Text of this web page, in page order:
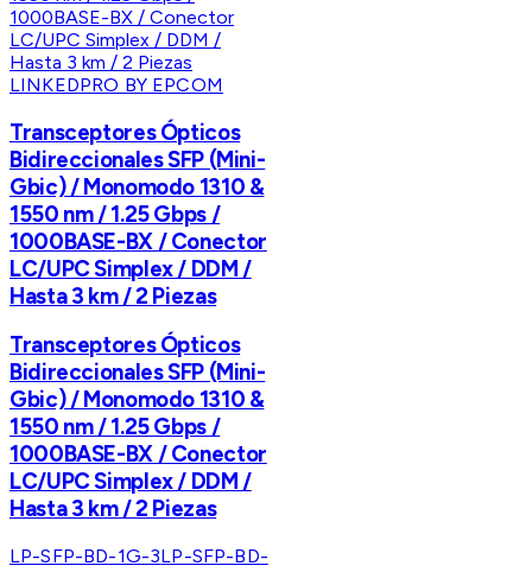
LINKEDPRO BY EPCOM
Transceptores Ópticos
Bidireccionales SFP (Mini-
Gbic) / Monomodo 1310 &
1550 nm / 1.25 Gbps /
1000BASE-BX / Conector
LC/UPC Simplex / DDM /
Hasta 3 km / 2 Piezas
Transceptores Ópticos
Bidireccionales SFP (Mini-
Gbic) / Monomodo 1310 &
1550 nm / 1.25 Gbps /
1000BASE-BX / Conector
LC/UPC Simplex / DDM /
Hasta 3 km / 2 Piezas
LP-SFP-BD-1G-3LP-SFP-BD-